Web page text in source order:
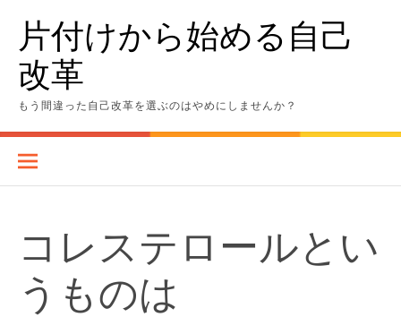
content片付けから始める自己
改革
もう間違った自己改革を選ぶのはやめにしませんか？
コレステロールとい
うものは